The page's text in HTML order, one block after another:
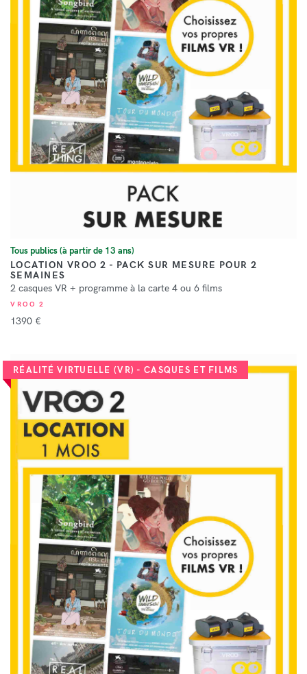
VOIR
Tous publics (à partir de 13 ans)
LOCATION VROO 2 - PACK SUR MESURE POUR 2
SEMAINES
2 casques VR + programme à la carte 4 ou 6 films
VROO 2
1390 €
RÉALITÉ VIRTUELLE (VR) - CASQUES ET FILMS
VOIR